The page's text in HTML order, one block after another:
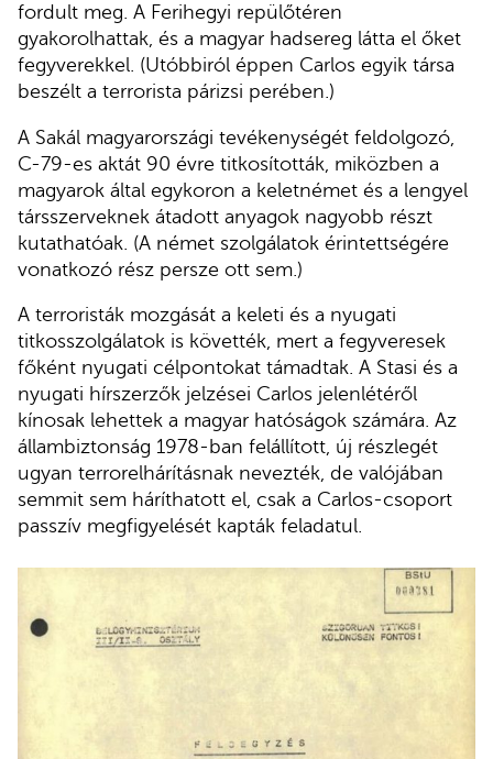
fordult meg. A Ferihegyi repülőtéren
gyakorolhattak, és a magyar hadsereg látta el őket
fegyverekkel. (Utóbbiról éppen Carlos egyik társa
beszélt a terrorista párizsi perében.)
A Sakál magyarországi tevékenységét feldolgozó,
C-79-es aktát 90 évre titkosították, miközben a
magyarok által egykoron a keletnémet és a lengyel
társszerveknek átadott anyagok nagyobb részt
kutathatóak. (A német szolgálatok érintettségére
vonatkozó rész persze ott sem.)
A terroristák mozgását a keleti és a nyugati
titkosszolgálatok is követték, mert a fegyveresek
főként nyugati célpontokat támadtak. A Stasi és a
nyugati hírszerzők jelzései Carlos jelenlétéről
kínosak lehettek a magyar hatóságok számára. Az
állambiztonság 1978-ban felállított, új részlegét
ugyan terrorelhárításnak nevezték, de valójában
semmit sem háríthatott el, csak a Carlos-csoport
passzív megfigyelését kapták feladatul.